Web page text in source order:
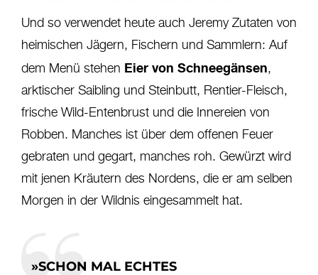
Und so verwendet heute auch Jeremy Zutaten von
heimischen Jägern, Fischern und Sammlern: Auf
dem Menü stehen Eier von Schneegänsen,
arktischer Saibling und Steinbutt, Rentier-Fleisch,
frische Wild-Entenbrust und die Innereien von
Robben. Manches ist über dem offenen Feuer
gebraten und gegart, manches roh. Gewürzt wird
mit jenen Kräutern des Nordens, die er am selben
Morgen in der Wildnis eingesammelt hat.
»SCHON MAL ECHTES